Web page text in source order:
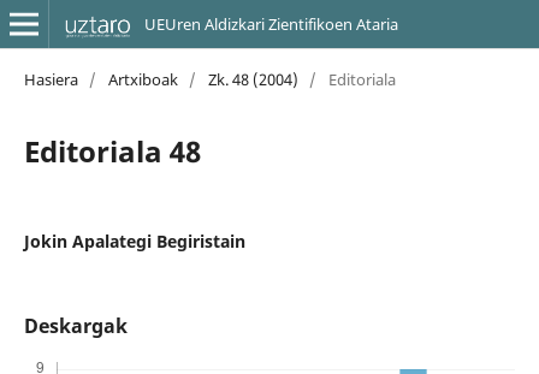
UEUren Aldizkari Zientifikoen Ataria
Hasiera / Artxiboak / Zk. 48 (2004) / Editoriala
Editoriala 48
Jokin Apalategi Begiristain
Deskargak